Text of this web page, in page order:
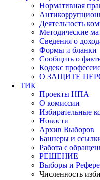
Нормативная
Деятельность
Методические
Сведения о
Формы и бланки
Сообщить о
Кодекс
О ЗАЩИТЕ
ТИК
Проекты НПА
О комиссии
Избирательные
Новости
Архив Выборов
Баннеры и
Работа с
РЕШЕНИЕ
Выборы и
Численность